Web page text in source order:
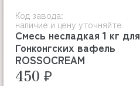
Код завода:
наличие и цену уточняйте
Смесь несладкая 1 кг для
Гонконгских вафель
ROSSOCREAM
450 ₽